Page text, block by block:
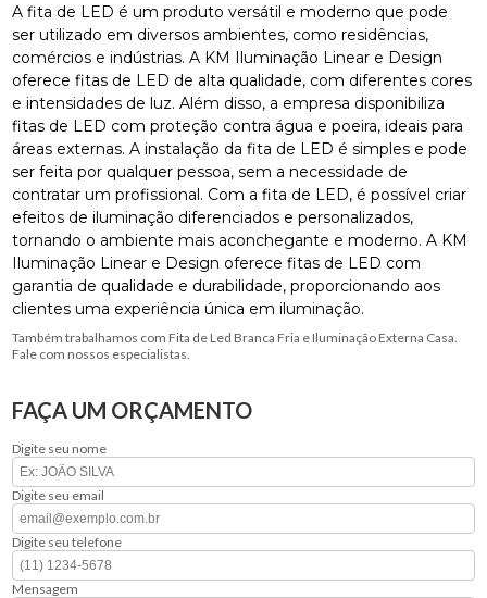
A fita de LED é um produto versátil e moderno que pode
ser utilizado em diversos ambientes, como residências,
comércios e indústrias. A KM Iluminação Linear e Design
oferece fitas de LED de alta qualidade, com diferentes cores
e intensidades de luz. Além disso, a empresa disponibiliza
fitas de LED com proteção contra água e poeira, ideais para
áreas externas. A instalação da fita de LED é simples e pode
ser feita por qualquer pessoa, sem a necessidade de
contratar um profissional. Com a fita de LED, é possível criar
efeitos de iluminação diferenciados e personalizados,
tornando o ambiente mais aconchegante e moderno. A KM
Iluminação Linear e Design oferece fitas de LED com
garantia de qualidade e durabilidade, proporcionando aos
clientes uma experiência única em iluminação.
Também trabalhamos com Fita de Led Branca Fria e Iluminação Externa Casa.
Fale com nossos especialistas.
FAÇA UM ORÇAMENTO
Digite seu nome
Digite seu email
Digite seu telefone
Mensagem